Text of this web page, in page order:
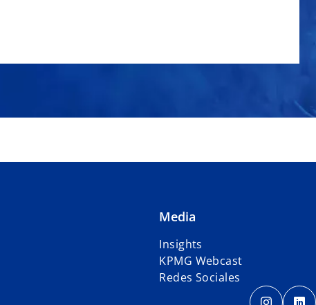
Media
Insights
KPMG Webcast
Redes Sociales
s